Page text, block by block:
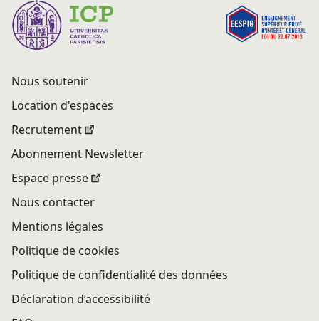
Nous soutenir
Location d'espaces
Recrutement
Abonnement Newsletter
Espace presse
Nous contacter
Mentions légales
Politique de cookies
Politique de confidentialité des données
Déclaration d’accessibilité